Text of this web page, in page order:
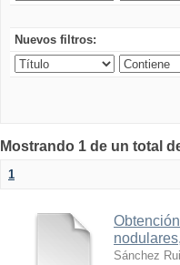
Nuevos filtros:
Mostrando 1 de un total
1
Sánchez